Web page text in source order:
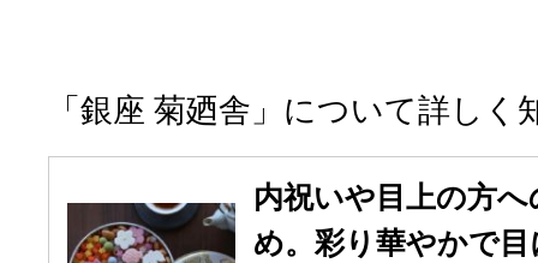
「銀座 菊廼舎」について詳し
内祝いや目上の方
め。彩り華やかで